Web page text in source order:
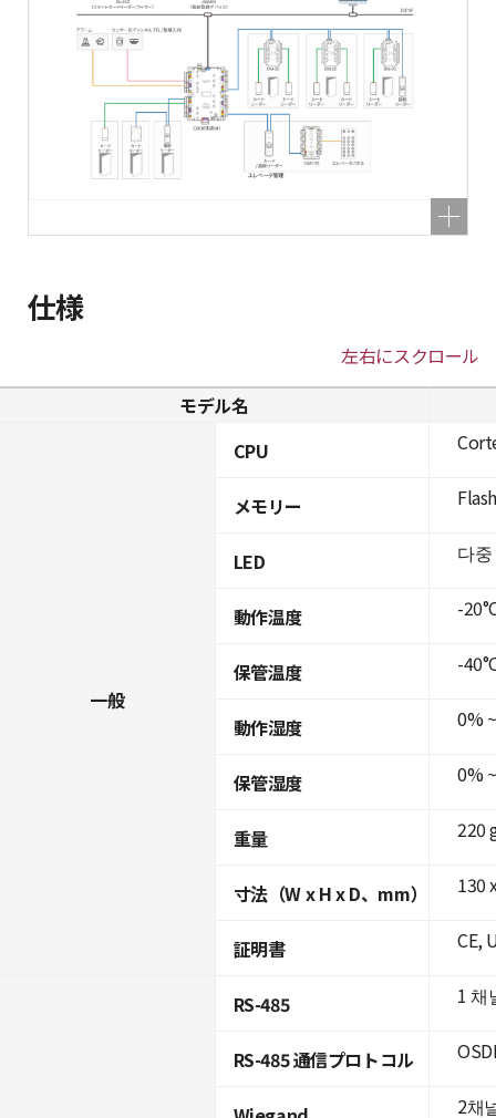
仕様
左右にスクロール
モデル名
一般
CPU
メモリー
LED
動作温度
保管温度
動作湿度
保管湿度
重量
寸法（W x H x D、mm）
証明書
RS-485
RS-485 通信プロトコル
다
-
-
0%
0%
220
130
CE,
1 채
2채